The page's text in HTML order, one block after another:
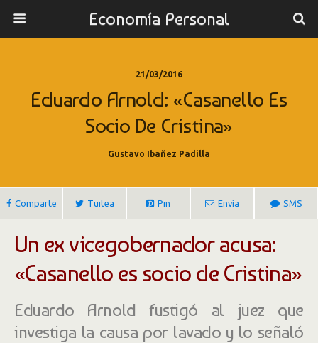
Economía Personal
21/03/2016
Eduardo Arnold: «Casanello Es
Socio De Cristina»
Gustavo Ibañez Padilla
Comparte Tuitea Pin Envía SMS
Un ex vicegobernador acusa:
«Casanello es socio de Cristina»
Eduardo Arnold fustigó al juez que
investiga la causa por lavado y lo señaló